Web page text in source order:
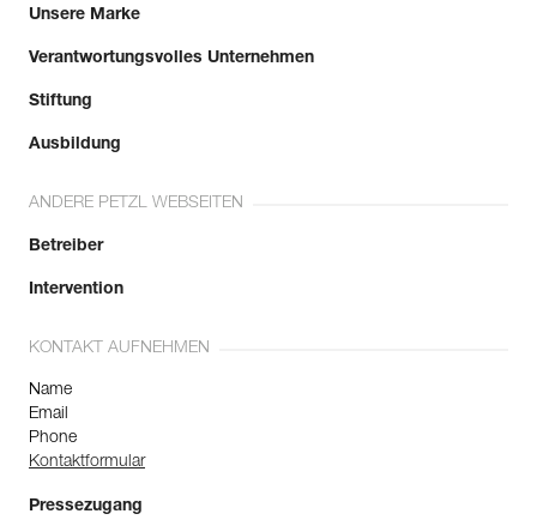
Unsere Marke
Verantwortungsvolles Unternehmen
Stiftung
Ausbildung
ANDERE PETZL WEBSEITEN
Betreiber
Intervention
KONTAKT AUFNEHMEN
Name
Email
Phone
Kontaktformular
Pressezugang